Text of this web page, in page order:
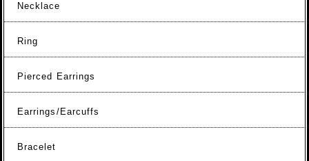
Necklace
Ring
Pierced Earrings
Earrings/Earcuffs
Bracelet